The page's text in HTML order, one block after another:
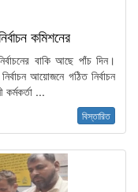
কমিশনের
বাকি আছে পাঁচ দিন।
আয়োজনে গঠিত নির্বাচন
কর্মকর্তা ...
বিস্তারিত